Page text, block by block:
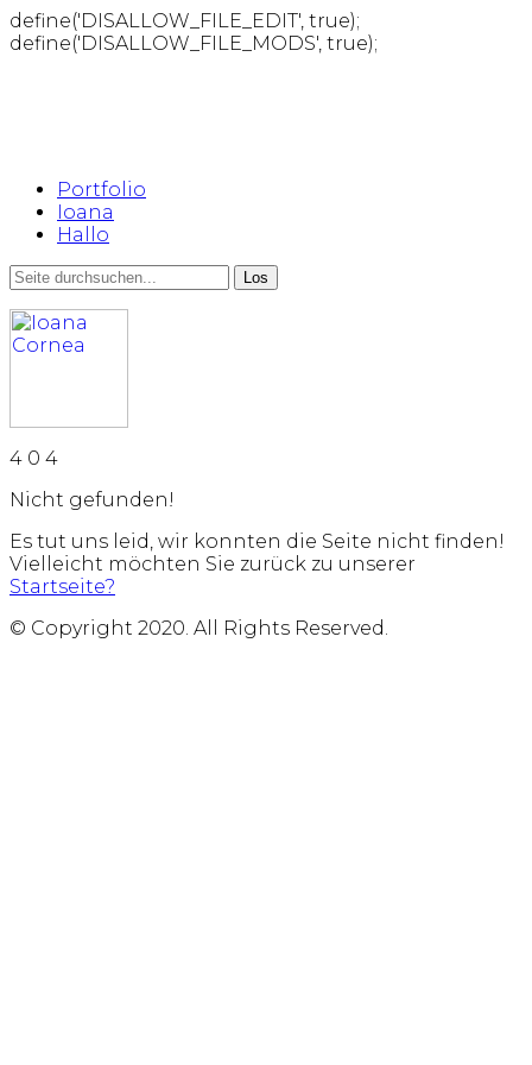
define('DISALLOW_FILE_EDIT', true);
define('DISALLOW_FILE_MODS', true);
Portfolio
Ioana
Hallo
4 0 4
Nicht gefunden!
Es tut uns leid, wir konnten die Seite nicht finden!
Vielleicht möchten Sie zurück zu unserer
Startseite?
© Copyright 2020. All Rights Reserved.